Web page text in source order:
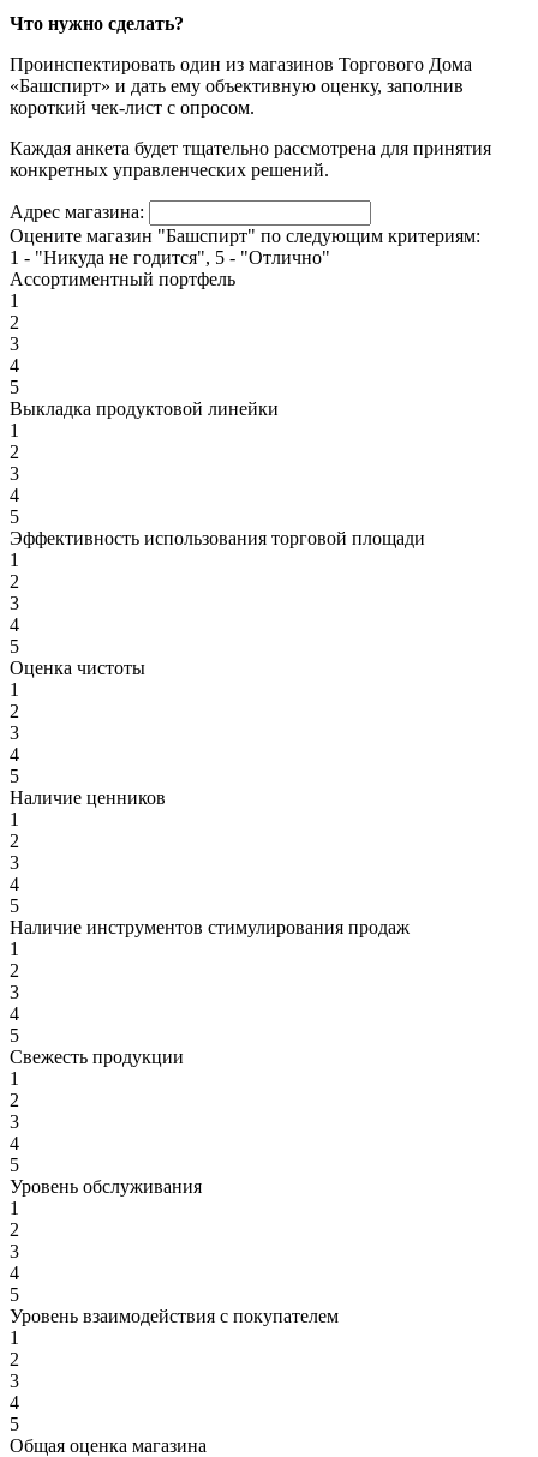
Что нужно сделать?
Проинспектировать один из магазинов Торгового Дома
«Башспирт» и дать ему объективную оценку, заполнив
короткий чек-лист с опросом.
Каждая анкета будет тщательно рассмотрена для принятия
конкретных управленческих решений.
Адрес магазина:
Оцените магазин "Башспирт" по следующим критериям:
1 - "Никуда не годится", 5 - "Отлично"
Ассортиментный портфель
1
2
3
4
5
Выкладка продуктовой линейки
1
2
3
4
5
Эффективность использования торговой площади
1
2
3
4
5
Оценка чистоты
1
2
3
4
5
Наличие ценников
1
2
3
4
5
Наличие инструментов стимулирования продаж
1
2
3
4
5
Свежесть продукции
1
2
3
4
5
Уровень обслуживания
1
2
3
4
5
Уровень взаимодействия с покупателем
1
2
3
4
5
Общая оценка магазина